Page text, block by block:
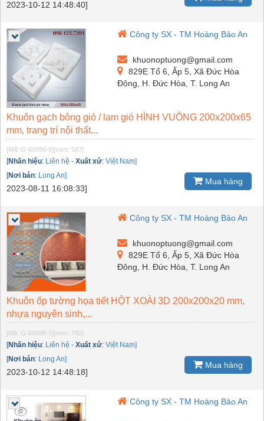
2023-10-12 14:48:40]
Công ty SX - TM Hoàng Bảo An
khuonoptuong@gmail.com
829E Tổ 6, Ấp 5, Xã Đức Hòa
Đông, H. Đức Hòa, T. Long An
Khuôn gạch bông gió / lam gió HÌNH VUÔNG 200x200x65
mm, trang trí nội thất...
[Mã: G-60696-6] [xem: 587]
[Nhãn hiệu: Liên hệ - Xuất xứ: Việt Nam]
[Nơi bán: Long An]
2023-08-11 16:08:33]
Mua hàng
Công ty SX - TM Hoàng Bảo An
khuonoptuong@gmail.com
829E Tổ 6, Ấp 5, Xã Đức Hòa
Đông, H. Đức Hòa, T. Long An
Khuôn ốp tường họa tiết HỘT XOÀI 3D 200x200x20 mm,
nhựa nguyên sinh,...
[Mã: G-60696-5] [xem: 792]
[Nhãn hiệu: Liên hệ - Xuất xứ: Việt Nam]
[Nơi bán: Long An]
2023-10-12 14:48:18]
Mua hàng
Công ty SX - TM Hoàng Bảo An